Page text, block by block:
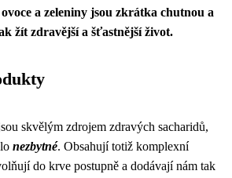
a zeleniny jsou zkrátka chutnou a
žít zdravější a šťastnější život.
skvělým zdrojem zdravých sacharidů,
nezbytné. Obsahují totiž komplexní
do krve postupně a dodávají nám tak